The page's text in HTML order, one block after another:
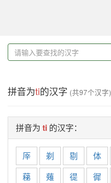
拼音为ti的汉字 (共97个汉字)
拼音为 ti 的汉字：
厗 剃 剔 体
蕛
薙 徥 徲